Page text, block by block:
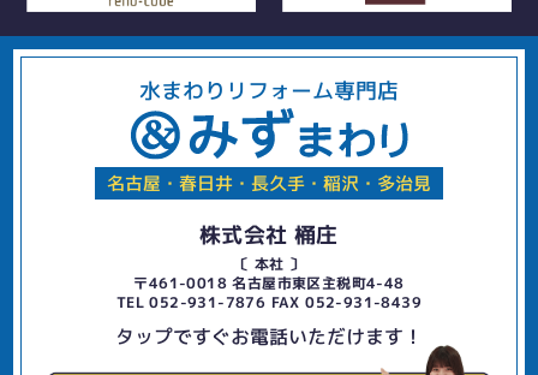
水まわりリフォーム専門店
名古屋・春日井・長久手・稲沢・多治見
株式会社 桶庄
〔 本社 〕
〒461-0018 名古屋市東区主税町4-48
TEL 052-931-7876 FAX 052-931-8439
タップですぐお電話いただけます！